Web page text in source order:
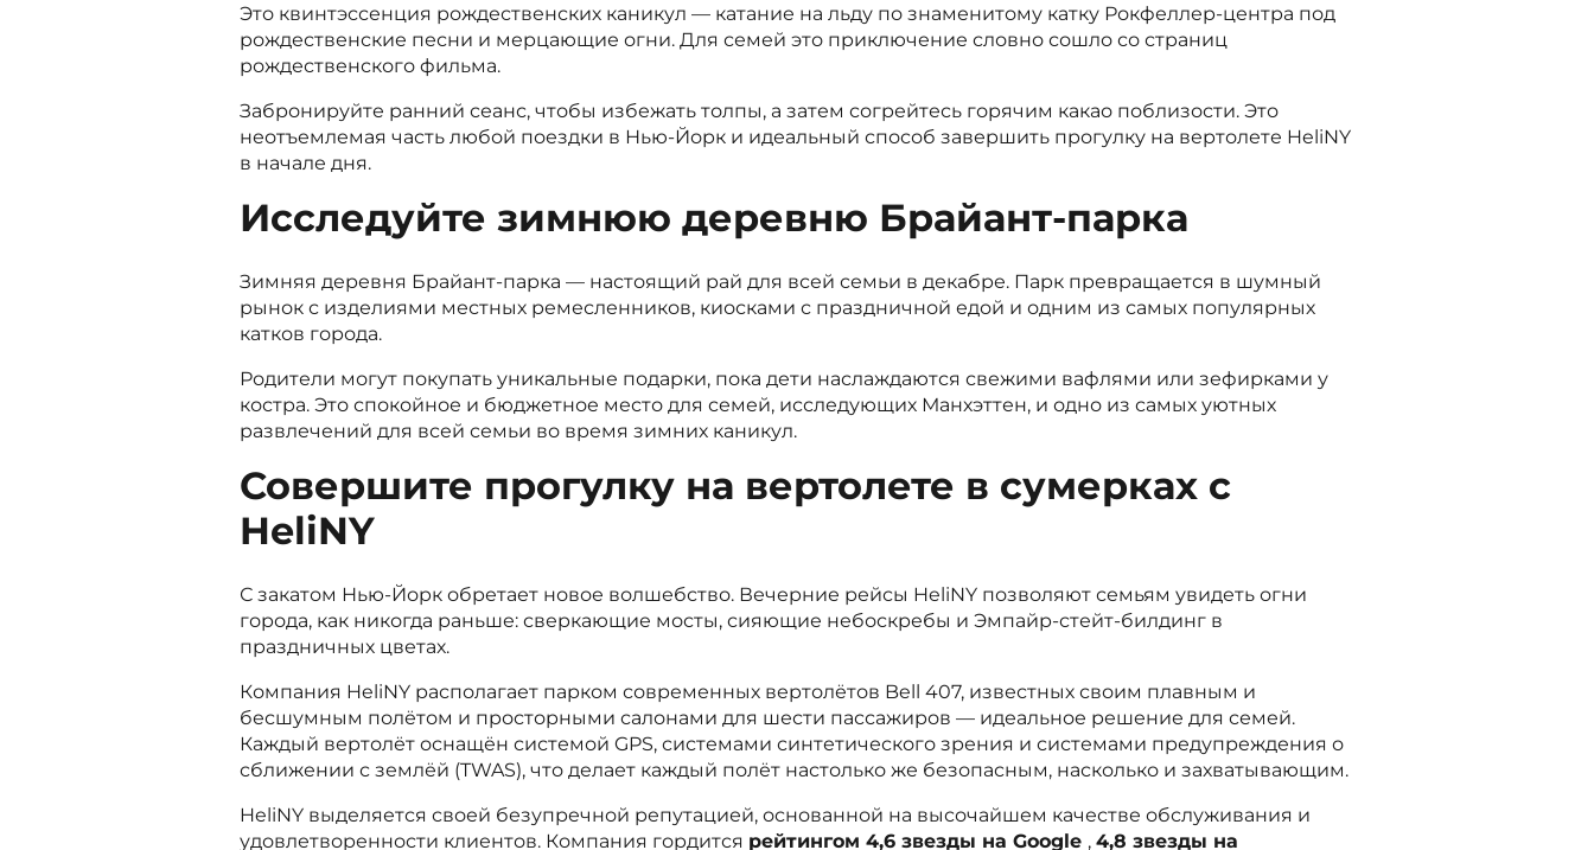
Это квинтэссенция рождественских каникул — катание на льду по знаменитому катку Рокфеллер-центра под
рождественские песни и мерцающие огни. Для семей это приключение словно сошло со страниц
рождественского фильма.
Забронируйте ранний сеанс, чтобы избежать толпы, а затем согрейтесь горячим какао поблизости. Это
неотъемлемая часть любой поездки в Нью-Йорк и идеальный способ завершить прогулку на вертолете HeliNY
в начале дня.
Исследуйте зимнюю деревню Брайант-парка
Зимняя деревня Брайант-парка — настоящий рай для всей семьи в декабре. Парк превращается в шумный
рынок с изделиями местных ремесленников, киосками с праздничной едой и одним из самых популярных
катков города.
Родители могут покупать уникальные подарки, пока дети наслаждаются свежими вафлями или зефирками у
костра. Это спокойное и бюджетное место для семей, исследующих Манхэттен, и одно из самых уютных
развлечений для всей семьи во время зимних каникул.
Совершите прогулку на вертолете в сумерках с
HeliNY
С закатом Нью-Йорк обретает новое волшебство. Вечерние рейсы HeliNY позволяют семьям увидеть огни
города, как никогда раньше: сверкающие мосты, сияющие небоскребы и Эмпайр-стейт-билдинг в
праздничных цветах.
Компания HeliNY располагает парком современных вертолётов Bell 407, известных своим плавным и
бесшумным полётом и просторными салонами для шести пассажиров — идеальное решение для семей.
Каждый вертолёт оснащён системой GPS, системами синтетического зрения и системами предупреждения о
сближении с землёй (TWAS), что делает каждый полёт настолько же безопасным, насколько и захватывающим.
HeliNY выделяется своей безупречной репутацией, основанной на высочайшем качестве обслуживания и
удовлетворенности клиентов. Компания гордится рейтингом 4,6 звезды на Google , 4,8 звезды на